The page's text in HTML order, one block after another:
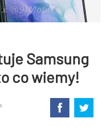
Samsung
co wiemy!